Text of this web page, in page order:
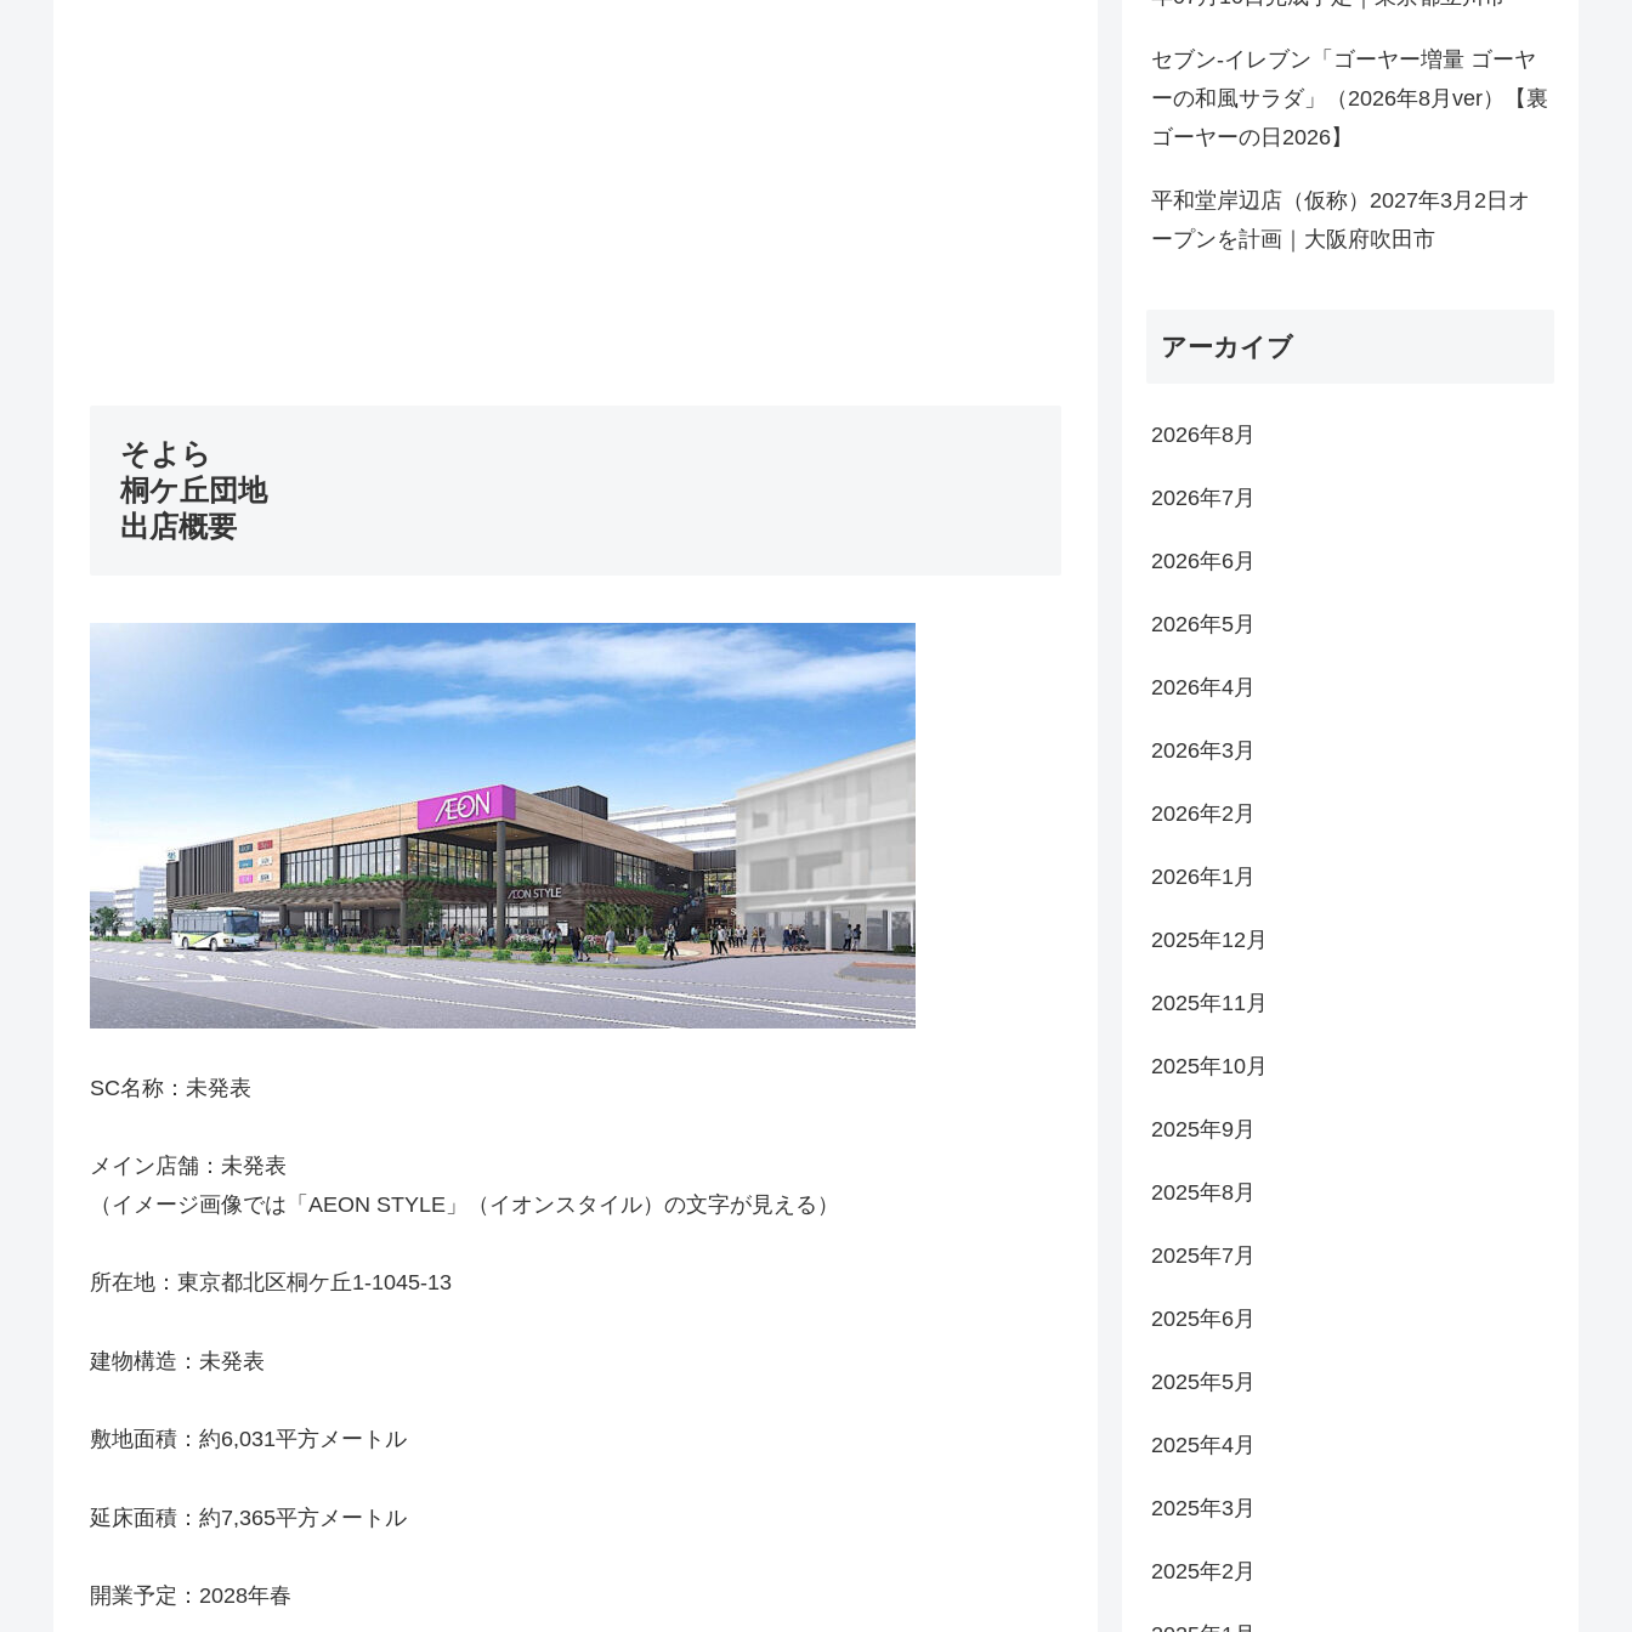
そよら
桐ケ丘団地
出店概要
SC名称：未発表
メイン店舗：未発表
（イメージ画像では「AEON STYLE」（イオンスタイル）の文字が見える）
所在地：東京都北区桐ケ丘1-1045-13
建物構造：未発表
敷地面積：約6,031平方メートル
延床面積：約7,365平方メートル
開業予定：2028年春
セブン-イレブン「ゴーヤー増量 ゴーヤ
ーの和風サラダ」（2026年8月ver）【裏
ゴーヤーの日2026】
平和堂岸辺店（仮称）2027年3月2日オ
ープンを計画｜大阪府吹田市
アーカイブ
2026年8月
2026年7月
2026年6月
2026年5月
2026年4月
2026年3月
2026年2月
2026年1月
2025年12月
2025年11月
2025年10月
2025年9月
2025年8月
2025年7月
2025年6月
2025年5月
2025年4月
2025年3月
2025年2月